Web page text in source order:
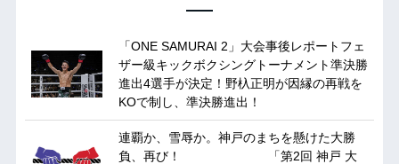
「ONE SAMURAI 2」大会事後レポートフェ
ザー級キックボクシングトーナメント準決勝
進出4選手が決定！野杁正明が因縁の再戦を
KOで制し、準決勝進出！
連覇か、雪辱か。神戸のまちを懸けた大勝
負、再び！ 「第2回 神戸 大